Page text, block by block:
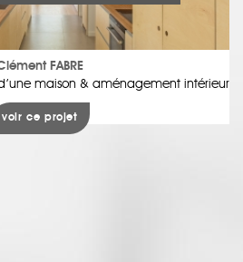
FABRE
maison & aménagement intérieur
voir ce projet